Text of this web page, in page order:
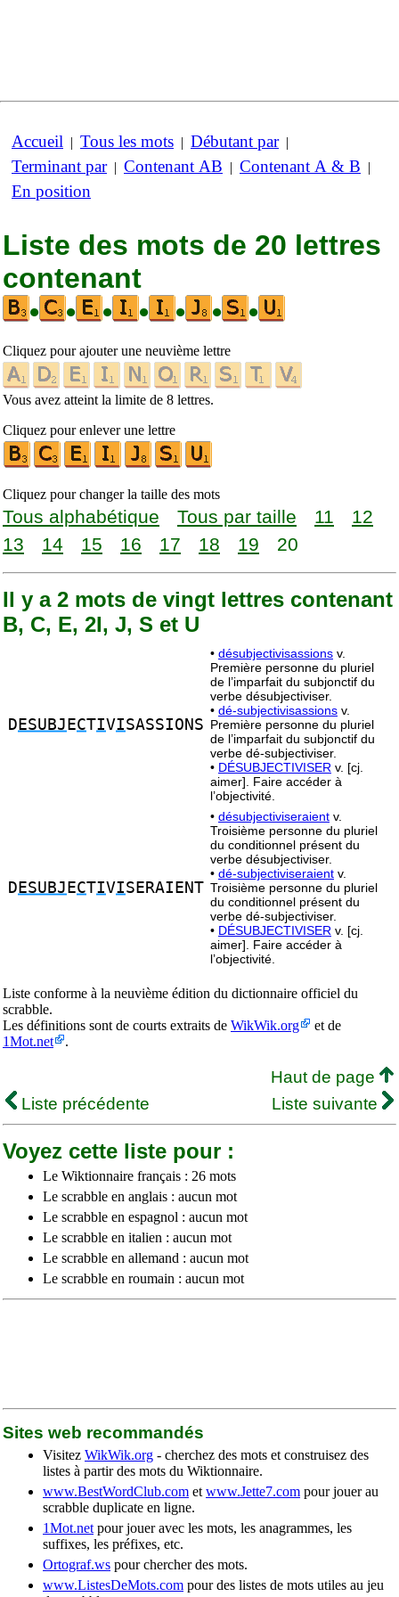
Accueil | Tous les mots | Débutant par|
Terminant par| Contenant AB | Contenant A & B |
En position
Liste des mots de 20 lettres
contenant
•
• • • • • •
Cliquez pour ajouter une neuvième lettre
Vous avez atteint la limite de 8 lettres.
Cliquez pour enlever une lettre
Cliquez pour changer la taille des mots
Tous alphabétique Tous par taille 11
12
13
14 15 16 17 18 19 20
Il y a 2 mots de vingt lettres contenant
B, C, E, 2I, J, S et U
D ESUBJ ECTIVISASSIONS
• désubjectivisassions v.
Première personne du pluriel
de l’imparfait du subjonctif du
verbe désubjectiviser.
• dé-subjectivisassions v.
Première personne du pluriel
de l’imparfait du subjonctif du
verbe dé-subjectiviser.
• DÉSUBJECTIVISER v. [cj.
aimer]. Faire accéder à
l’objectivité.
D ESUBJ ECTIVISERAIENT
• désubjectiviseraient v.
Troisième personne du pluriel
du conditionnel présent du
verbe désubjectiviser.
• dé-subjectiviseraient v.
Troisième personne du pluriel
du conditionnel présent du
verbe dé-subjectiviser.
• DÉSUBJECTIVISER v. [cj.
aimer]. Faire accéder à
l’objectivité.
Liste conforme à la neuvième édition du dictionnaire officiel du
scrabble.
Les définitions sont de courts extraits de WikWik.org
et de
1Mot.net
.
Haut de page
Liste précédente
Liste suivante
Voyez cette liste pour :
Le Wiktionnaire français : 26 mots
Le scrabble en anglais : aucun mot
Le scrabble en espagnol : aucun mot
Le scrabble en italien : aucun mot
Le scrabble en allemand : aucun mot
Le scrabble en roumain : aucun mot
Sites web recommandés
Visitez WikWik.org - cherchez des mots et construisez des
listes à partir des mots du Wiktionnaire.
www.BestWordClub.com et www.Jette7.com pour jouer au
scrabble duplicate en ligne.
1Mot.net pour jouer avec les mots, les anagrammes, les
suffixes, les préfixes, etc.
Ortograf.ws pour chercher des mots.
www.ListesDeMots.com pour des listes de mots utiles au jeu